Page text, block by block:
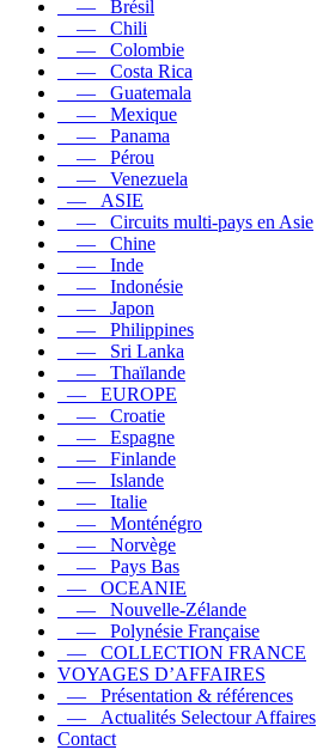
— Brésil
— Chili
— Colombie
— Costa Rica
— Guatemala
— Mexique
— Panama
— Pérou
— Venezuela
— ASIE
— Circuits multi-pays en Asie
— Chine
— Inde
— Indonésie
— Japon
— Philippines
— Sri Lanka
— Thaïlande
— EUROPE
— Croatie
— Espagne
— Finlande
— Islande
— Italie
— Monténégro
— Norvège
— Pays Bas
— OCEANIE
— Nouvelle-Zélande
— Polynésie Française
— COLLECTION FRANCE
VOYAGES D’AFFAIRES
— Présentation & références
— Actualités Selectour Affaires
Contact